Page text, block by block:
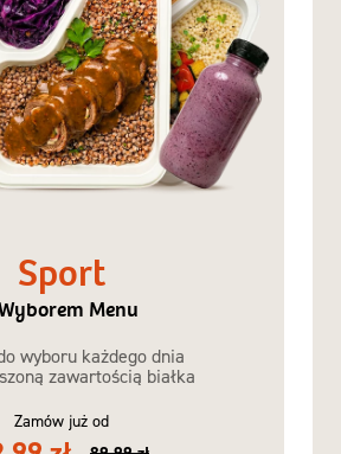
Sport
Menu
wyboru każdego dnia
zawartością białka
Zamów już od